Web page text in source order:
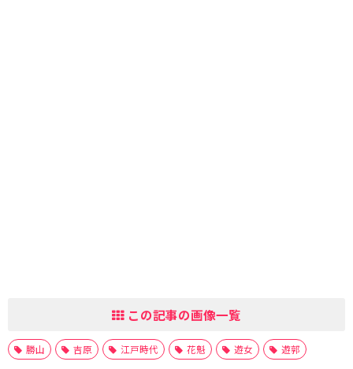
この記事の画像一覧
勝山 吉原 江戸時代 花魁 遊女 遊郭